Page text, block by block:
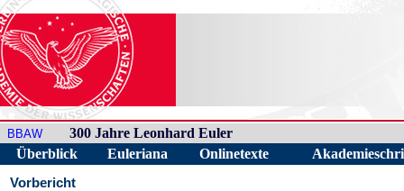
BBAW
300 Jahre Leonhard Euler
Überblick
Euleriana Onlinetexte
Vorbericht